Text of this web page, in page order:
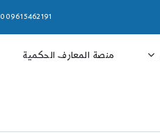
009615462191
منصة المعارف الحكمية